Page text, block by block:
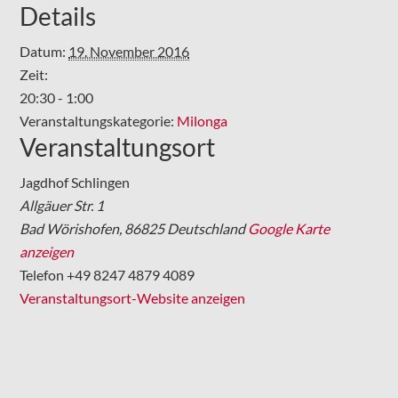
Details
Datum: 19. November 2016
Zeit:
20:30 - 1:00
Veranstaltungskategorie: Milonga
Veranstaltungsort
Jagdhof Schlingen
Allgäuer Str. 1
Bad Wörishofen, 86825Deutschland Google Karte
anzeigen
Telefon +49 8247 4879 4089
Veranstaltungsort-Website anzeigen